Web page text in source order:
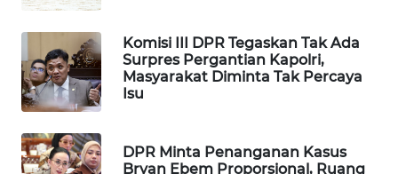
Komisi III DPR Tegaskan Tak Ada
Surpres Pergantian Kapolri,
Masyarakat Diminta Tak Percaya
Isu
DPR Minta Penanganan Kasus
Bryan Ebem Proporsional, Ruang
KONSUMEN
MASYARAKAT
KELISTRIKAN
WALINKI
ID